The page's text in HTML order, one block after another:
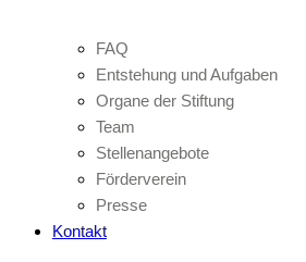
FAQ
Entstehung und Aufgaben
Organe der Stiftung
Team
Stellenangebote
Förderverein
Presse
Kontakt